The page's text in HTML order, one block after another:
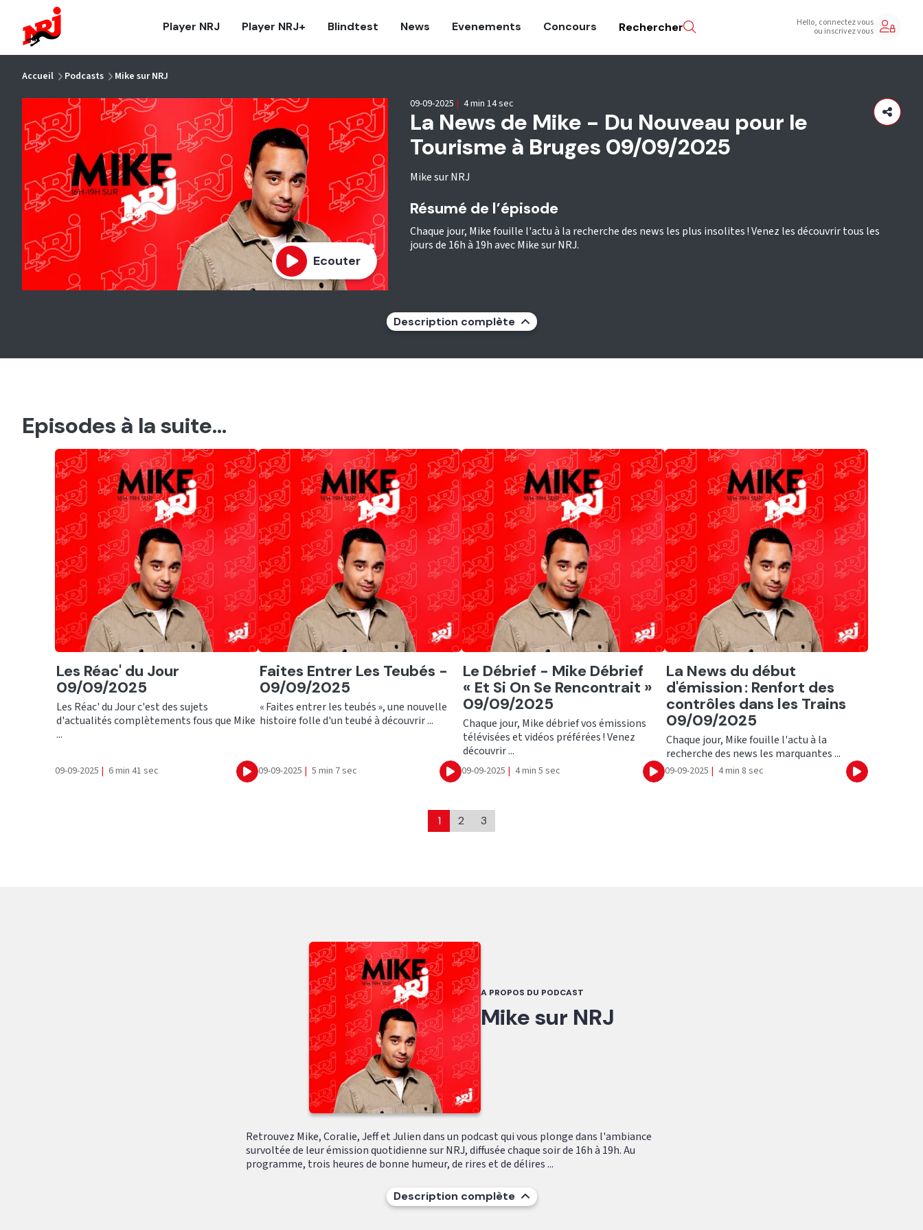
Player NRJ Player NRJ+ Blindtest News Evenements Concours Rechercher Hello, connectez vous
ou inscrivez vous
Accueil Podcasts Mike sur NRJ
Ecouter
La News de Mike - Du Nouveau pour le
Tourisme à Bruges 09/09/2025
Mike sur NRJ
09-09-2025 | 4 min 14 sec
Résumé de l’épisode
Chaque jour, Mike fouille l'actu à la recherche des news les plus insolites ! Venez les découvrir tous les
jours de 16h à 19h avec Mike sur NRJ.
Description complète
Episodes à la suite...
Ecouter
Les Réac' du Jour
09/09/2025
Les Réac' du Jour c'est des sujets
d'actualités complètements fous que Mike
...
09-09-2025 | 6 min 41 sec Ecouter
Ecouter
Faites Entrer Les Teubés -
09/09/2025
« Faites entrer les teubés », une nouvelle
histoire folle d'un teubé à découvrir ...
09-09-2025 | 5 min 7 sec Ecouter
Ecouter
Le Débrief - Mike Débrief
« Et Si On Se Rencontrait »
09/09/2025
Chaque jour, Mike débrief vos émissions
télévisées et vidéos préférées ! Venez
découvrir ...
09-09-2025 | 4 min 5 sec Ecouter
Ecouter
La News du début
d'émission : Renfort des
contrôles dans les Trains
09/09/2025
Chaque jour, Mike fouille l'actu à la
recherche des news les marquantes ...
09-09-2025 | 4 min 8 sec Ecouter
1 2 3
A PROPOS DU PODCAST
Mike sur NRJ
Retrouvez Mike, Coralie, Jeff et Julien dans un podcast qui vous plonge dans l'ambiance
survoltée de leur émission quotidienne sur NRJ, diffusée chaque soir de 16h à 19h. Au
programme, trois heures de bonne humeur, de rires et de délires ...
Description complète